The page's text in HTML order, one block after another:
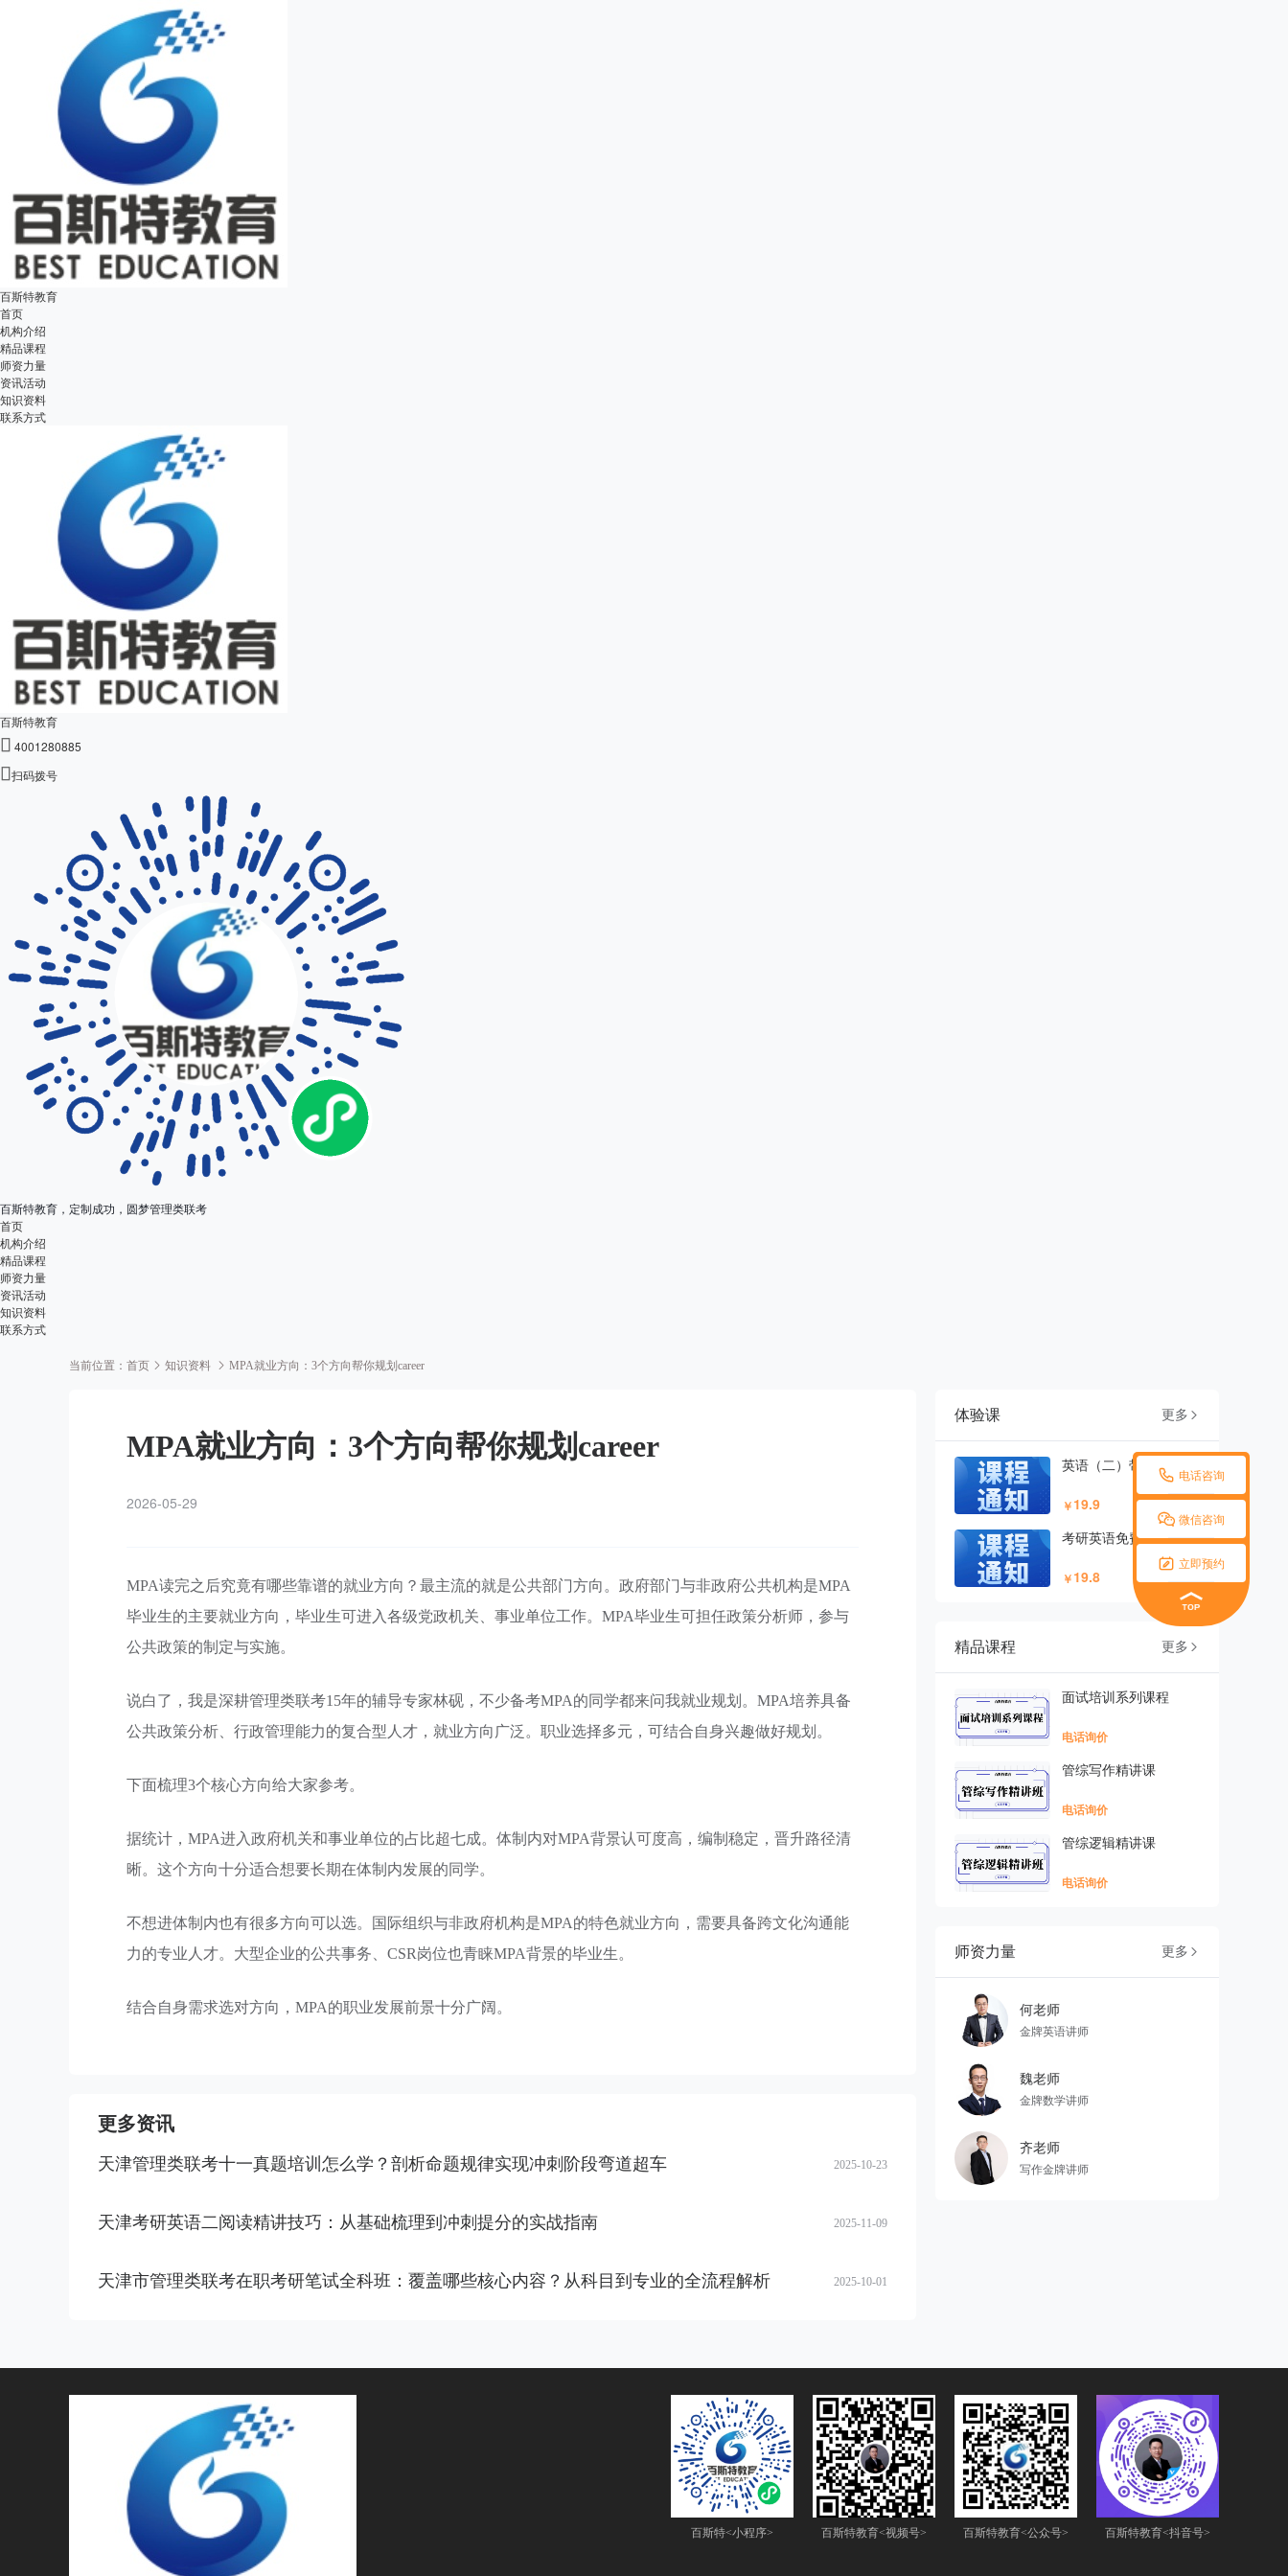
百斯特教育
首页
机构介绍
精品课程
师资力量
资讯活动
知识资料
联系方式
百斯特教育
 4001280885
扫码拨号
百斯特教育，定制成功，圆梦管理类联考
首页
机构介绍
精品课程
师资力量
资讯活动
知识资料
联系方式
 电话咨询
 微信咨询
 立即预约
当前位置： 首页 知识资料 MPA就业方向：3个方向帮你规划career
MPA就业方向：3个方向帮你规划career
2026-05-29
MPA读完之后究竟有哪些靠谱的就业方向？最主流的就是公共部门方向。政府部门与非政府公共机构是MPA
毕业生的主要就业方向，毕业生可进入各级党政机关、事业单位工作。MPA毕业生可担任政策分析师，参与
公共政策的制定与实施。
说白了，我是深耕管理类联考15年的辅导专家林砚，不少备考MPA的同学都来问我就业规划。MPA培养具备
公共政策分析、行政管理能力的复合型人才，就业方向广泛。职业选择多元，可结合自身兴趣做好规划。
下面梳理3个核心方向给大家参考。
据统计，MPA进入政府机关和事业单位的占比超七成。体制内对MPA背景认可度高，编制稳定，晋升路径清
晰。这个方向十分适合想要长期在体制内发展的同学。
不想进体制内也有很多方向可以选。国际组织与非政府机构是MPA的特色就业方向，需要具备跨文化沟通能
力的专业人才。大型企业的公共事务、CSR岗位也青睐MPA背景的毕业生。
结合自身需求选对方向，MPA的职业发展前景十分广阔。
更多资讯
天津管理类联考十一真题培训怎么学？剖析命题规律实现冲刺阶段弯道超车 2025-10-23
天津考研英语二阅读精讲技巧：从基础梳理到冲刺提分的实战指南 2025-11-09
天津市管理类联考在职考研笔试全科班：覆盖哪些核心内容？从科目到专业的全流程解析 2025-10-01
体验课 更多 
英语（二）带练课程
￥19.9
考研英语免费试听课
￥19.8
精品课程 更多 
面试培训系列课程
电话询价
管综写作精讲课
电话询价
管综逻辑精讲课
电话询价
师资力量 更多 
何老师
金牌英语讲师
魏老师
金牌数学讲师
齐老师
写作金牌讲师
百斯特<小程序> 百斯特教育<视频号> 百斯特教育<公众号> 百斯特教育<抖音号>